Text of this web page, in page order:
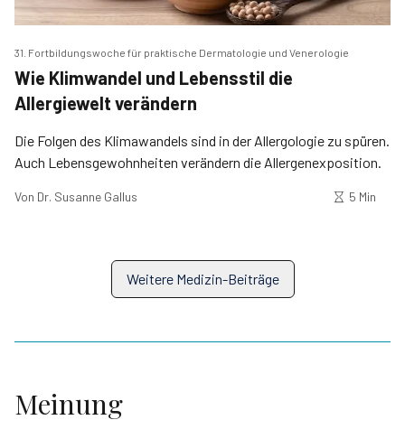
31. Fortbildungswoche für praktische Dermatologie und Venerologie
Wie Klimwandel und Lebensstil die
Allergiewelt verändern
Die Folgen des Klimawandels sind in der Allergologie zu spüren.
Auch Lebensgewohnheiten verändern die Allergenexposition.
Von Dr. Susanne Gallus 5 Min
Weitere Medizin-Beiträge
Meinung